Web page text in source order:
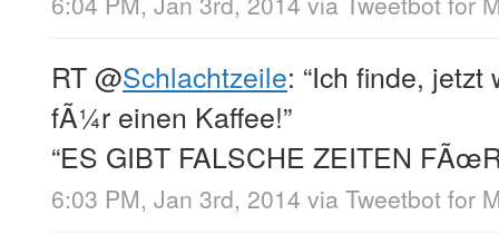
RT@Schlachtzeile: “Ich finde,
fÃ¼r einen Kaffee!”
“ES GIBT FALSCHE ZEITEN
6:03 PM, Jan 3rd, 2014 via Tweetbot for